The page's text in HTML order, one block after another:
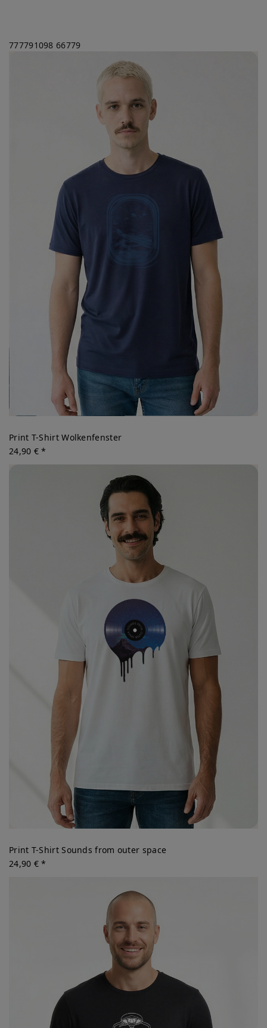
777791098 66779
Print T-Shirt Wolkenfenster
24,90 € *
Print T-Shirt Sounds from outer space
24,90 € *